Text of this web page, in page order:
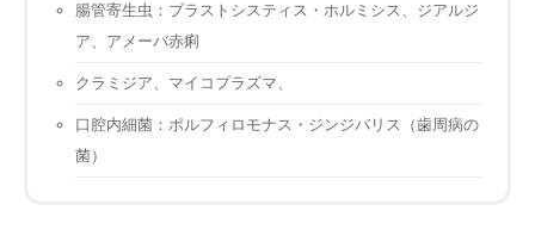
腸管寄生虫：ブラストシスティス・ホルミシス、ジアルジ
ア、アメーバ赤痢
クラミジア、マイコプラズマ、
口腔内細菌：ポルフィロモナス・ジンジバリス（歯周病の
菌）